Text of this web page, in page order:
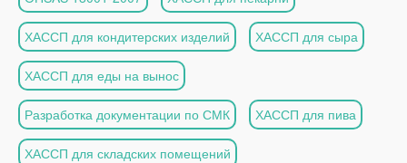
ХАССП для кондитерских изделий ХАССП для сыра
ХАССП для еды на вынос
Разработка документации по СМК ХАССП для пива
ХАССП для складских помещений